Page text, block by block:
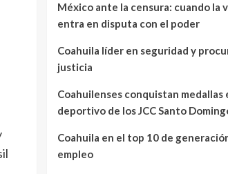
México ante la censura: cuando la
entra en disputa con el poder
Coahuila líder en seguridad y
justicia
Coahuilenses conquistan medallas
deportivo de los JCC Santo
Coahuila en el top 10 de
empleo